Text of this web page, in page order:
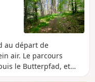
au départ de
air. Le parcours
le Butterpfad, et
Kurtscheid. De larges